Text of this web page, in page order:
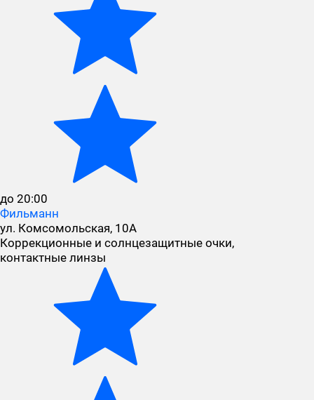
до 20:00
Фильманн
ул. Комсомольская, 10А
Коррекционные и солнцезащитные очки,
контактные линзы